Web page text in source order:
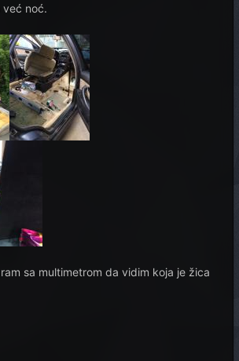
već noć.
sa multimetrom da vidim koja je žica